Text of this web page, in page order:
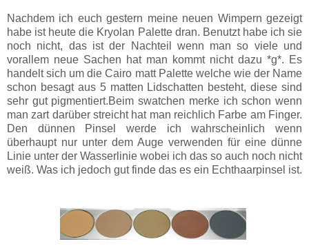
Nachdem ich euch gestern meine neuen Wimpern gezeigt
habe ist heute die Kryolan Palette dran. Benutzt habe ich sie
noch nicht, das ist der Nachteil wenn man so viele und
vorallem neue Sachen hat man kommt nicht dazu *g*. Es
handelt sich um die Cairo matt Palette welche wie der Name
schon besagt aus 5 matten Lidschatten besteht, diese sind
sehr gut pigmentiert.Beim swatchen merke ich schon wenn
man zart darüber streicht hat man reichlich Farbe am Finger.
Den dünnen Pinsel werde ich wahrscheinlich wenn
überhaupt nur unter dem Auge verwenden für eine dünne
Linie unter der Wasserlinie wobei ich das so auch noch nicht
weiß. Was ich jedoch gut finde das es ein Echthaarpinsel ist.